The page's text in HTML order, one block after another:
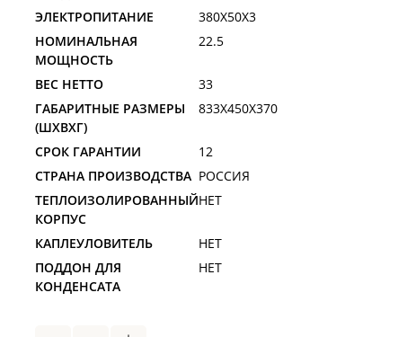
ЭЛЕКТРОПИТАНИЕ
380X50X3
НОМИНАЛЬНАЯ
МОЩНОСТЬ
22.5
ВЕС НЕТТО
33
ГАБАРИТНЫЕ РАЗМЕРЫ
(ШXВXГ)
833X450X370
СРОК ГАРАНТИИ
12
СТРАНА ПРОИЗВОДСТВА РОССИЯ
ТЕПЛОИЗОЛИРОВАННЫЙ
КОРПУС
НЕТ
КАПЛЕУЛОВИТЕЛЬ
НЕТ
ПОДДОН ДЛЯ
КОНДЕНСАТА
НЕТ